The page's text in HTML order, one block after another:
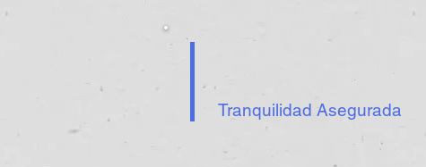
Tranquilidad Asegurada